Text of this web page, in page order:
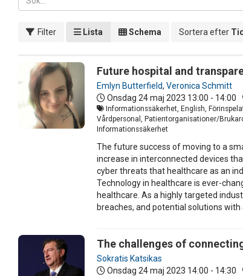
Filter Lista Schema Sortera efter Tid
Future hospital and
Emlyn Butterfield, Veronica Schmitt
Onsdag 24 maj 2023 13:00 - 14:00
Informationssäkerhet, English,
Vårdpersonal, Patientorganisationer/
Informationssäkerhet
The future success of moving to a
increase in interconnected devices
cyber threats that healthcare as an
Technology in healthcare is ever-
healthcare. As a highly targeted
breaches, and potential solutions
The challenges of
Sokratis Katsikas
Onsdag 24 maj 2023 14:00 - 14:30